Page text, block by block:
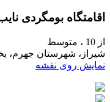
اقامتگاه بومگردی
از 10 ،
متوسط
شیراز، شهرستان جهرم،
نمایش روی نقشه